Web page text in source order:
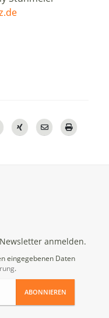
anmelden.
eingegebenen Daten
.
ABONNIEREN